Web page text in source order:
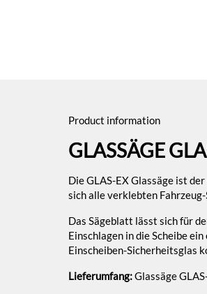
Product information
GLASSÄGE
Die GLAS-EX Glassäge ist
sich alle verklebten
Das Sägeblatt lässt sich für
Einschlagen in die Scheibe
Einscheiben-Sicherheitsglas
Lieferumfang:Glassäge